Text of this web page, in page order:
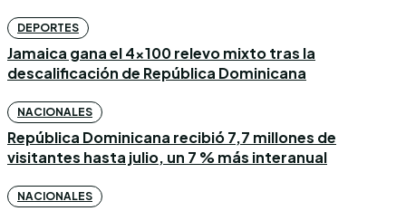
DEPORTES
Jamaica gana el 4×100 relevo mixto tras la
descalificación de República Dominicana
NACIONALES
República Dominicana recibió 7,7 millones de
visitantes hasta julio, un 7 % más interanual
NACIONALES